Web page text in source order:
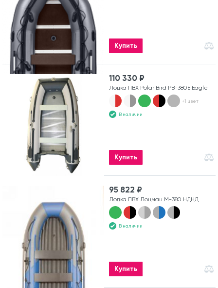
Купить
110 330 ₽
Лодка ПВХ Polar Bird PB-380E Eagle
+1 цвет
В наличии
Купить
95 822 ₽
Лодка ПВХ Лоцман М-380 НДНД
В наличии
Купить